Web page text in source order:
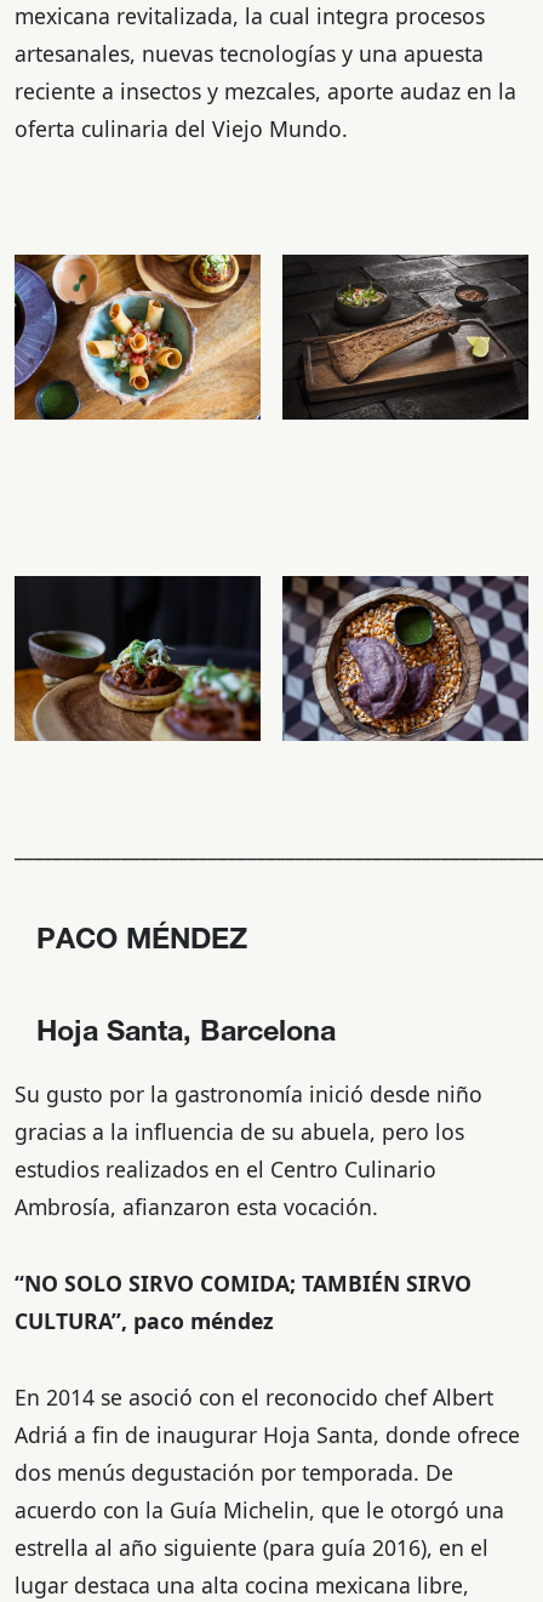
mexicana revitalizada, la cual integra procesos
artesanales, nuevas tecnologías y una apuesta
reciente a insectos y mezcales, aporte audaz en la
oferta culinaria del Viejo Mundo.
PACO MÉNDEZ
Hoja Santa, Barcelona
Su gusto por la gastronomía inició desde niño
gracias a la influencia de su abuela, pero los
estudios realizados en el Centro Culinario
Ambrosía, afianzaron esta vocación.
“NO SOLO SIRVO COMIDA; TAMBIÉN SIRVO
CULTURA”, paco méndez
En 2014 se asoció con el reconocido chef Albert
Adriá a fin de inaugurar Hoja Santa, donde ofrece
dos menús degustación por temporada. De
acuerdo con la Guía Michelin, que le otorgó una
estrella al año siguiente (para guía 2016), en el
lugar destaca una alta cocina mexicana libre,